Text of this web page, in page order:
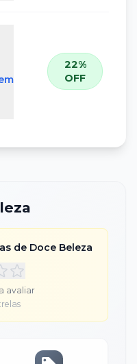
22%
OFF
de Doce Beleza
avaliar